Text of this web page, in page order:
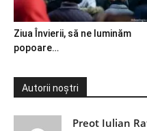
Ziua Învierii, să ne luminăm
popoare…
Autorii noștri
Preot Iulian